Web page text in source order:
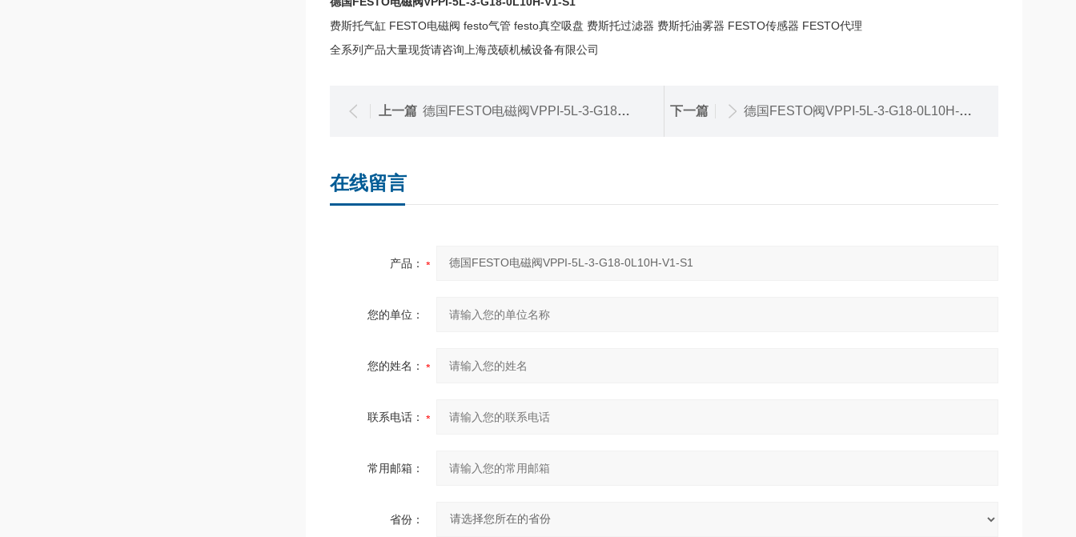
费斯托气缸 FESTO电磁阀 festo气管 festo真空吸盘 费斯托过滤器 费斯托油雾器 FESTO传感器 FESTO代理
全系列产品大量现货请咨询上海茂硕机械设备有限公司
上一篇 德国FESTO电磁阀VPPI-5L-3-G18-0L6H-V1-S1D 下一篇 德国FESTO阀VPPI-5L-3-G18-0L10H-A4-S1D
在线留言
产品：
您的单位：
您的姓名：
联系电话：
常用邮箱：
省份：